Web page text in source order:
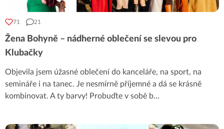
71 21
Žena Bohyně – nádherné oblečení se slevou pro
Klubačky
Objevila jsem úžasné oblečení do kanceláře, na sport, na
semináře i na tanec. Je nesmírně příjemné a dá se krásně
kombinovat. A ty barvy! Probuďte v sobě b...